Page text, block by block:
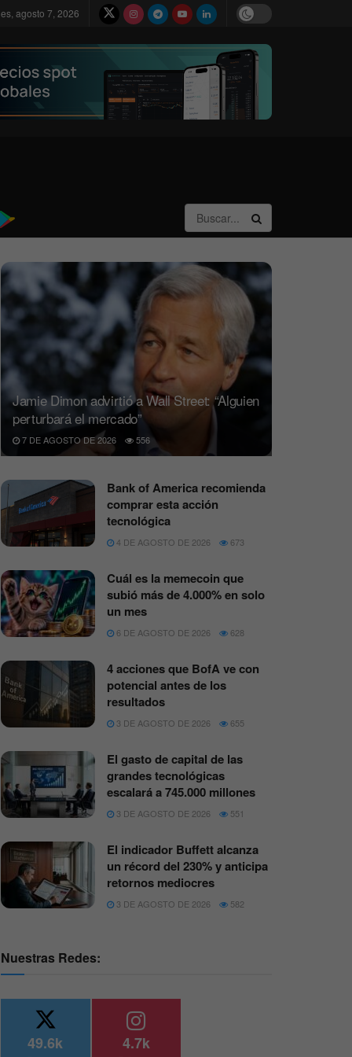
agosto 7, 2026
Jamie Dimon advirtió a Wall Street: “Alguien
perturbará el mercado”
7 DE AGOSTO DE 2026 556
Bank of America recomienda
comprar esta acción
tecnológica
4 DE AGOSTO DE 2026 673
Cuál es la memecoin que
subió más de 4.000% en solo
un mes
6 DE AGOSTO DE 2026 628
4 acciones que BofA ve con
potencial antes de los
resultados
3 DE AGOSTO DE 2026 655
El gasto de capital de las
grandes tecnológicas
escalará a 745.000 millones
3 DE AGOSTO DE 2026 551
El indicador Buffett alcanza
un récord del 230% y anticipa
retornos mediocres
3 DE AGOSTO DE 2026 582
Nuestras Redes:
49.6k 4.7k